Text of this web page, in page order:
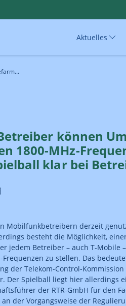
Aktuelles
können
1800-MHz-
klar bei
Mobilfunkbetreibern derzeit
besteht die Möglichkeit,
jedem Betreiber – auch T-Mobile
zu stellen. Das
der Telekom-Control-
Der Spielball liegt hier allerdings
der RTR-GmbH für den
der Vorgangsweise der